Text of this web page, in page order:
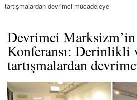
tartışmalardan devrimci mücadeleye
Devrimci Marksizm’in
Konferansı: Derinlikli
tartışmalardan